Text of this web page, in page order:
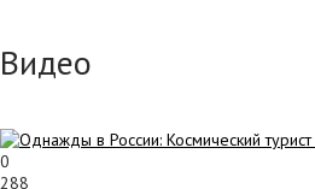
Видео
0
288